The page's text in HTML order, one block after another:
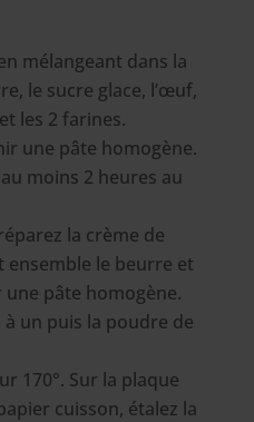
mélangeant dans la
le sucre glace, l’œuf,
les 2 farines.
une pâte homogène.
moins 2 heures au
la crème de
ensemble le beurre et
une pâte homogène.
un puis la poudre de
170°. Sur la plaque
cuisson, étalez la